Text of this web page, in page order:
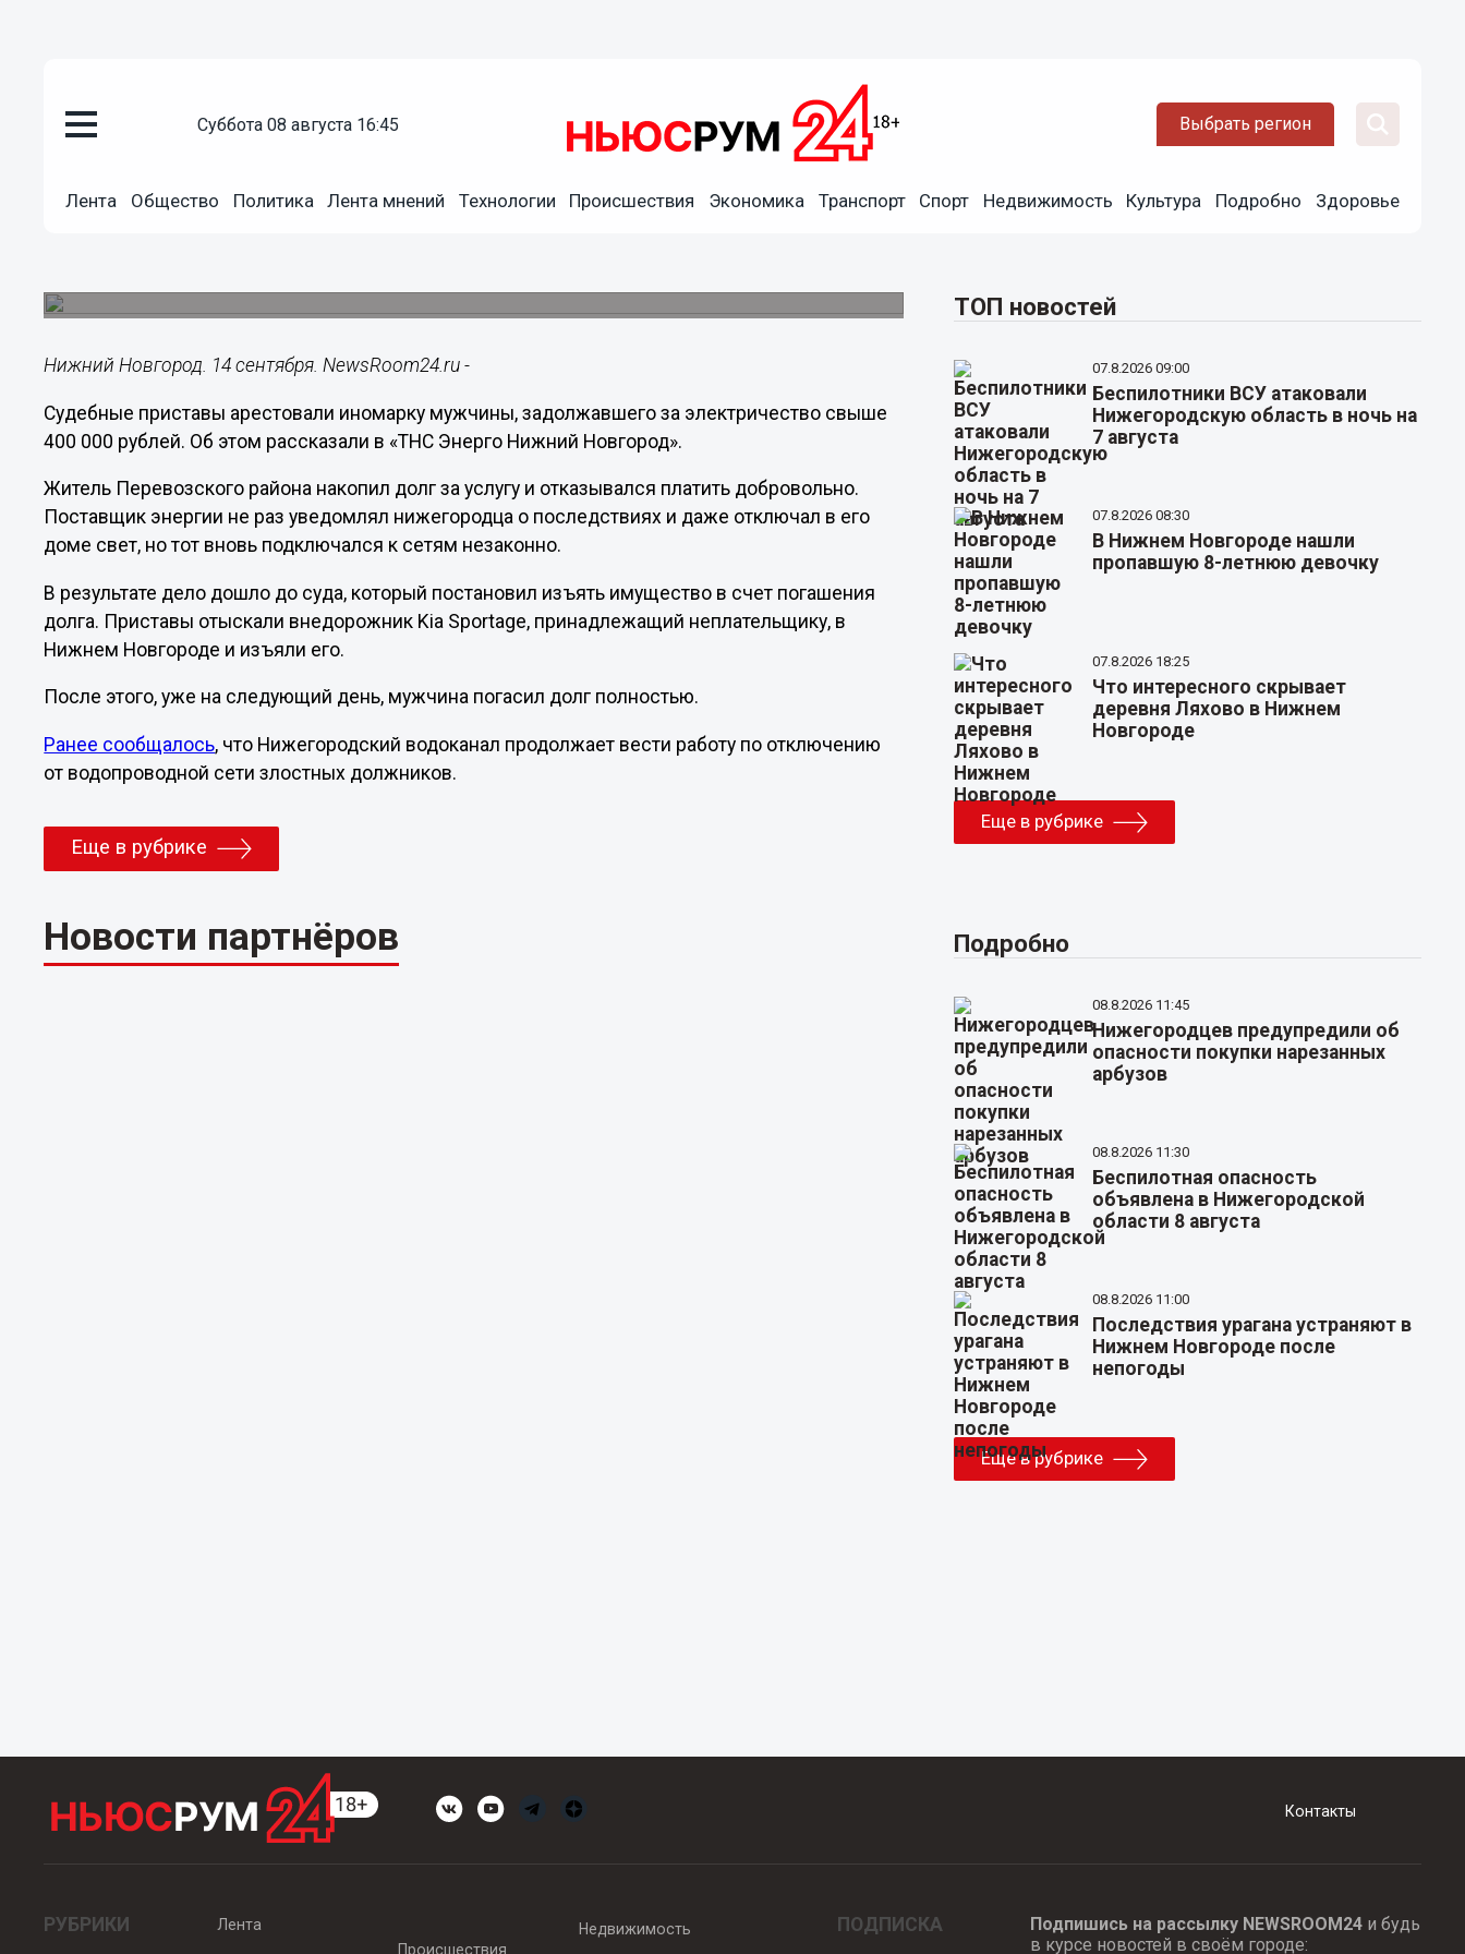
суббота 08 августа 16:45 Выбрать регион
Лента Общество Политика Лента мнений Технологии Происшествия Экономика Транспорт Спорт Недвижимость Культура Подробно Здоровье
Задолжавший за свет 400 тысяч рублей нижегородец
Нижний Новгород. 14 сентября. NewsRoom24.ru -
Судебные приставы арестовали иномарку мужчины, задолжавшего за электричество свыше
400 000 рублей. Об этом рассказали в «ТНС Энерго Нижний Новгород».
Житель Перевозского района накопил долг за услугу и отказывался платить добровольно.
Поставщик энергии не раз уведомлял нижегородца о последствиях и даже отключал в его
доме свет, но тот вновь подключался к сетям незаконно.
В результате дело дошло до суда, который постановил изъять имущество в счет погашения
долга. Приставы отыскали внедорожник Kia Sportage, принадлежащий неплательщику, в
Нижнем Новгороде и изъяли его.
После этого, уже на следующий день, мужчина погасил долг полностью.
Ранее сообщалось, что Нижегородский водоканал продолжает вести работу по отключению
от водопроводной сети злостных должников.
Еще в рубрике
Новости партнёров
ТОП новостей
07.8.2026 09:00
Беспилотники ВСУ атаковали
Нижегородскую область в ночь на
7 августа
07.8.2026 08:30
В Нижнем Новгороде нашли
пропавшую 8-летнюю девочку
07.8.2026 18:25
Что интересного скрывает
деревня Ляхово в Нижнем
Новгороде
Еще в рубрике
Подробно
08.8.2026 11:45
Нижегородцев предупредили об
опасности покупки нарезанных
арбузов
08.8.2026 11:30
Беспилотная опасность
объявлена в Нижегородской
области 8 августа
08.8.2026 11:00
Последствия урагана устраняют в
Нижнем Новгороде после
непогоды
Еще в рубрике
Контакты
РУБРИКИ
Лента
Происшествия
Недвижимость ПОДПИСКА Подпишись на рассылку NEWSROOM24и будь
в курсе новостей в своём городе: